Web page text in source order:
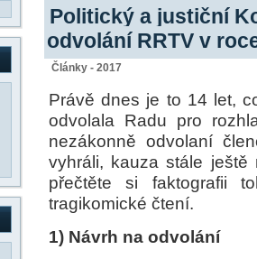
Politický a justiční
odvolání RRTV v
Články - 2017
Právě dnes je to 14 let,
odvolala Radu pro
nezákonně odvolaní
vyhráli, kauza stále
přečtěte si faktografii
tragikomické čtení.
1) Návrh na odvolání